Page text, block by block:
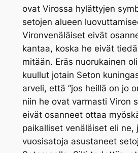
ovat Virossa hylättyjen
setojen alueen
Vironvenäläiset eivät
kantaa, koska he eivät
mitään. Eräs nuorukainen
kuullut jotain Seton
arveli, että ”jos heillä on jo
niin he ovat varmasti Viron
eivät osanneet ottaa
paikalliset venäläiset eli ne,
vuosisatoja asustaneet